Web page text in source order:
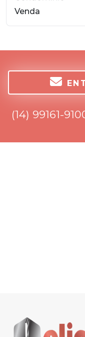
Venda
(14) 99161-